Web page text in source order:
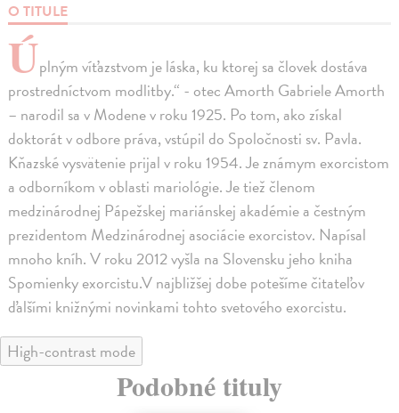
O TITULE
Úplným víťazstvom je láska, ku ktorej sa človek dostáva
prostredníctvom modlitby.“ - otec Amorth Gabriele Amorth
– narodil sa v Modene v roku 1925. Po tom, ako získal
doktorát v odbore práva, vstúpil do Spoločnosti sv. Pavla.
Kňazské vysvätenie prijal v roku 1954. Je známym exorcistom
a odborníkom v oblasti mariológie. Je tiež členom
medzinárodnej Pápežskej mariánskej akadémie a čestným
prezidentom Medzinárodnej asociácie exorcistov. Napísal
mnoho kníh. V roku 2012 vyšla na Slovensku jeho kniha
Spomienky exorcistu.V najbližšej dobe potešíme čitateľov
ďalšími knižnými novinkami tohto svetového exorcistu.
High-contrast mode
Podobné tituly